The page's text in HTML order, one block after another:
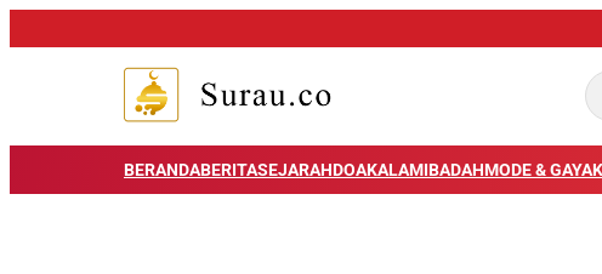
BERANDABERITASEJARAHDOAKALAMIBADAHMODE & GAYA